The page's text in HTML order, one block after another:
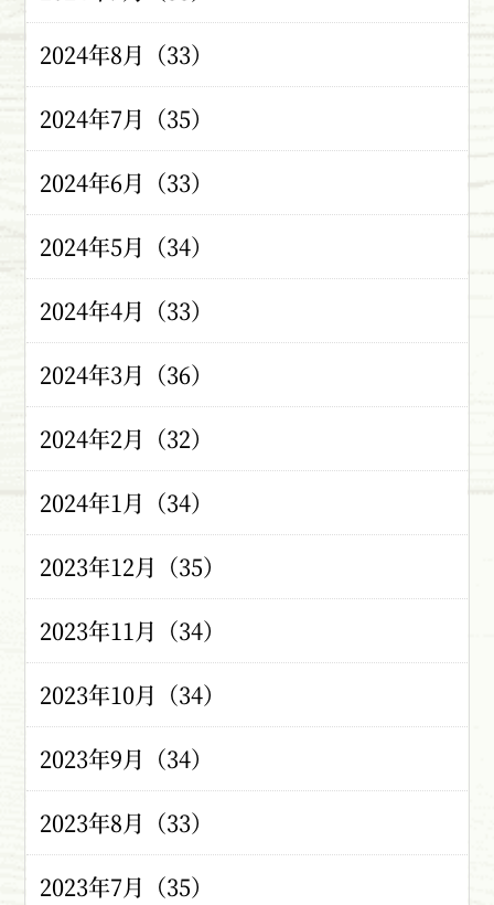
2024年8月（33）
2024年7月（35）
2024年6月（33）
2024年5月（34）
2024年4月（33）
2024年3月（36）
2024年2月（32）
2024年1月（34）
2023年12月（35）
2023年11月（34）
2023年10月（34）
2023年9月（34）
2023年8月（33）
2023年7月（35）